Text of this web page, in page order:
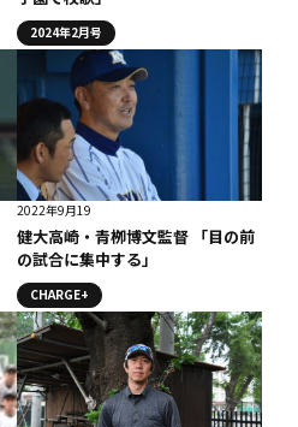
2024年2月号
2022年9月19
健大高崎・青栁博文監督 「目の前
の試合に集中する」
CHARGE+